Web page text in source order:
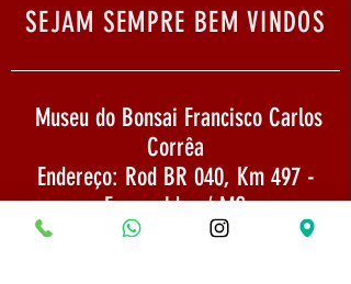
SEJAM SEMPRE BEM VINDOS
Museu do Bonsai Francisco Carlos
Corrêa
Endereço: Rod BR 040, Km 497 -
Esmeraldas / MG
22.733.844/0002-65